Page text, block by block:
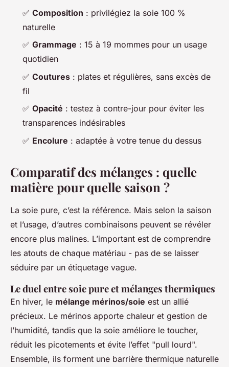
✅ Composition : privilégiez la soie 100 %
naturelle
✅ Grammage : 15 à 19 mommes pour un usage
quotidien
✅ Coutures : plates et régulières, sans excès de
fil
✅ Opacité : testez à contre-jour pour éviter les
transparences indésirables
✅ Encolure : adaptée à votre tenue du dessus
Comparatif des mélanges : quelle
matière pour quelle saison ?
La soie pure, c’est la référence. Mais selon la saison
et l’usage, d’autres combinaisons peuvent se révéler
encore plus malines. L’important est de comprendre
les atouts de chaque matériau - pas de se laisser
séduire par un étiquetage vague.
Le duel entre soie pure et mélanges thermiques
En hiver, le mélange mérinos/soie est un allié
précieux. Le mérinos apporte chaleur et gestion de
l’humidité, tandis que la soie améliore le toucher,
réduit les picotements et évite l’effet "pull lourd".
Ensemble, ils forment une barrière thermique naturelle